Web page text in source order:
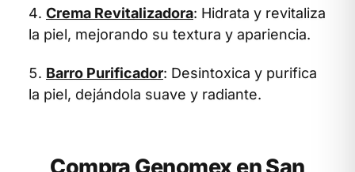
Crema Revitalizadora: Hidrata y revitaliza
la piel, mejorando su textura y apariencia.
Barro Purificador: Desintoxica y purifica
la piel, dejándola suave y radiante.